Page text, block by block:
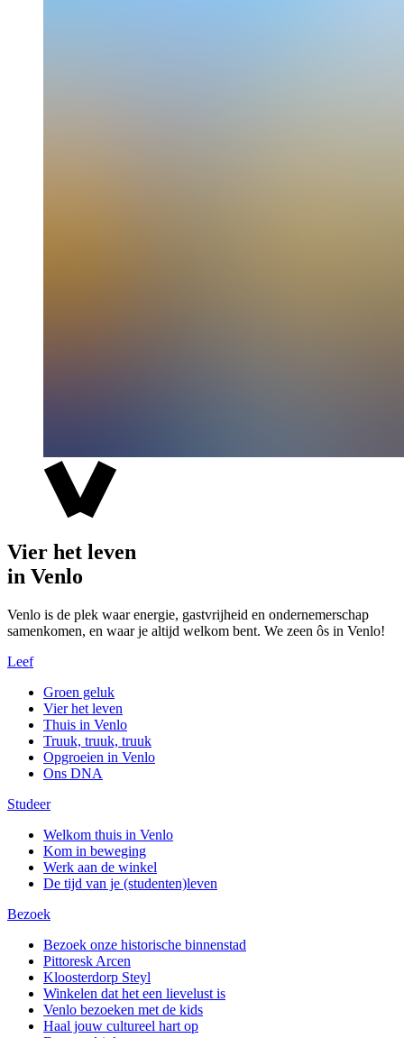
Vier het leven
in Venlo
Venlo is de plek waar energie, gastvrijheid en ondernemerschap
samenkomen, en waar je altijd welkom bent. We zeen ôs in Venlo!
Leef
Groen geluk
Vier het leven
Thuis in Venlo
Truuk, truuk, truuk
Opgroeien in Venlo
Ons DNA
Studeer
Welkom thuis in Venlo
Kom in beweging
Werk aan de winkel
De tijd van je (studenten)leven
Bezoek
Bezoek onze historische binnenstad
Pittoresk Arcen
Kloosterdorp Steyl
Winkelen dat het een lievelust is
Venlo bezoeken met de kids
Haal jouw cultureel hart op